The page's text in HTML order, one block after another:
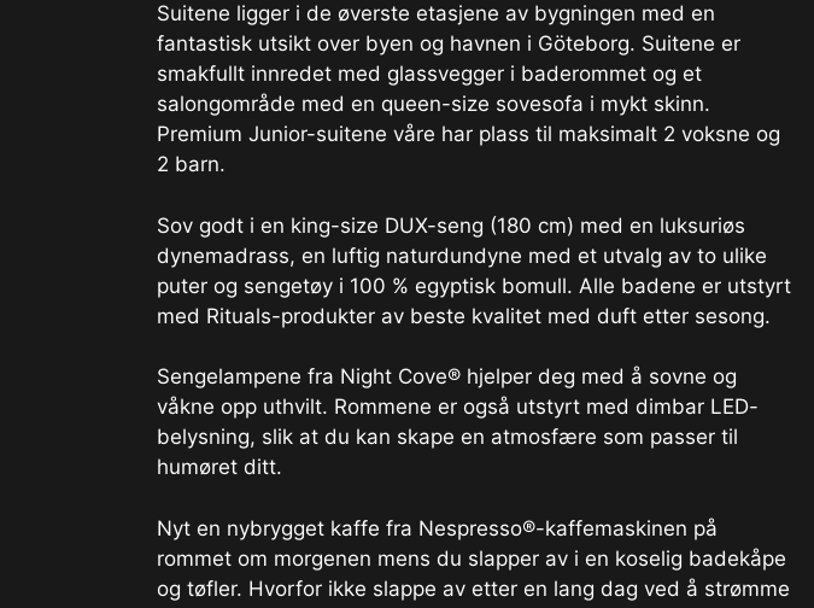
Suitene ligger i de øverste etasjene av bygningen med en
fantastisk utsikt over byen og havnen i Göteborg. Suitene er
smakfullt innredet med glassvegger i baderommet og et
salongområde med en queen-size sovesofa i mykt skinn.
Premium Junior-suitene våre har plass til maksimalt 2 voksne og
2 barn.
Sov godt i en king-size DUX-seng (180 cm) med en luksuriøs
dynemadrass, en luftig naturdundyne med et utvalg av to ulike
puter og sengetøy i 100 % egyptisk bomull. Alle badene er utstyrt
med Rituals-produkter av beste kvalitet med duft etter sesong.
Sengelampene fra Night Cove® hjelper deg med å sovne og
våkne opp uthvilt. Rommene er også utstyrt med dimbar LED-
belysning, slik at du kan skape en atmosfære som passer til
humøret ditt.
Nyt en nybrygget kaffe fra Nespresso®-kaffemaskinen på
rommet om morgenen mens du slapper av i en koselig badekåpe
og tøfler. Hvorfor ikke slappe av etter en lang dag ved å strømme